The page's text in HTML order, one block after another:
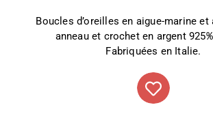
Boucles d’oreilles en aigue-marine et
anneau et crochet en argent
Fabriquées en Italie.